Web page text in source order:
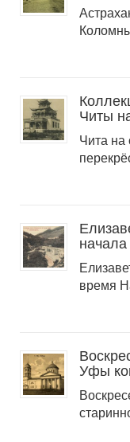
Читы
Чита на
время
Уфы